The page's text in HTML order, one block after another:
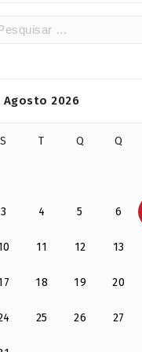
Agosto 2026
S T Q Q
3 4 5 6
11 12 13
18 19 20
25 26 27